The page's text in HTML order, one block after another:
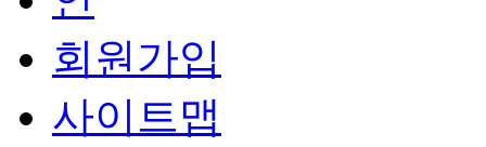
회원가입
사이트맵